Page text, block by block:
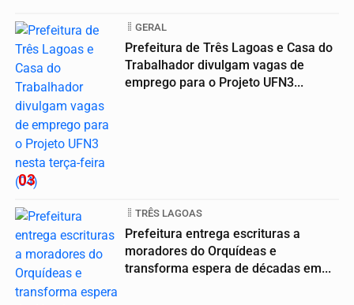
03
GERAL
Prefeitura de Três Lagoas e Casa do
Trabalhador divulgam vagas de
emprego para o Projeto UFN3...
TRÊS LAGOAS
Prefeitura entrega escrituras a
moradores do Orquídeas e
transforma espera de décadas em...